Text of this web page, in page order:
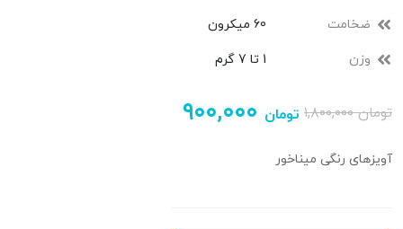
ضخامت 60 میکرون
وزن 1 تا 7 گرم
۱,۸۰۰,۰۰۰تومان ۹۰۰,۰۰۰ تومان
آویزهای رنگی میناخور